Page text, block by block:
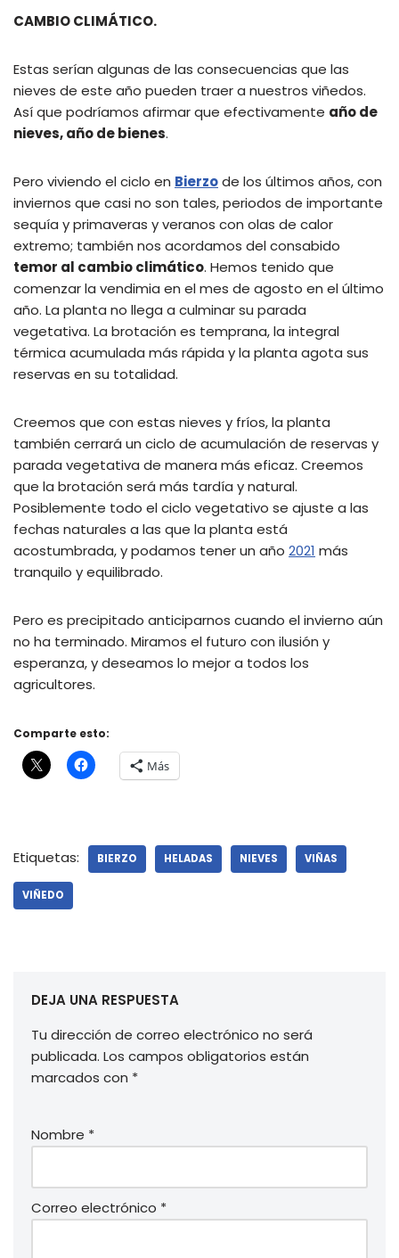
CAMBIO CLIMÁTICO.
Estas serían algunas de las consecuencias que las
nieves de este año pueden traer a nuestros viñedos.
Así que podríamos afirmar que efectivamente año de
nieves, año de bienes.
Pero viviendo el ciclo en Bierzode los últimos años, con
inviernos que casi no son tales, periodos de importante
sequía y primaveras y veranos con olas de calor
extremo; también nos acordamos del consabido
temor al cambio climático. Hemos tenido que
comenzar la vendimia en el mes de agosto en el último
año. La planta no llega a culminar su parada
vegetativa. La brotación es temprana, la integral
térmica acumulada más rápida y la planta agota sus
reservas en su totalidad.
Creemos que con estas nieves y fríos, la planta
también cerrará un ciclo de acumulación de reservas y
parada vegetativa de manera más eficaz. Creemos
que la brotación será más tardía y natural.
Posiblemente todo el ciclo vegetativo se ajuste a las
fechas naturales a las que la planta está
acostumbrada, y podamos tener un año 2021 más
tranquilo y equilibrado.
Pero es precipitado anticiparnos cuando el invierno aún
no ha terminado. Miramos el futuro con ilusión y
esperanza, y deseamos lo mejor a todos los
agricultores.
Comparte esto:
Más
Etiquetas: BIERZO HELADAS NIEVES VIÑAS
VIÑEDO
DEJA UNA RESPUESTA
Tu dirección de correo electrónico no será
publicada. Los campos obligatorios están
marcados con *
Nombre *
Correo electrónico *